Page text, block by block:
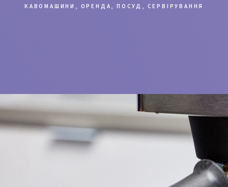
КАВОМАШИНИ, ОРЕНДА, ПОСУД, СЕРВІРУВАННЯ